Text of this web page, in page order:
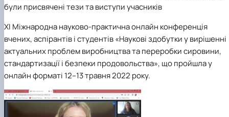
були присвячені тези та виступи учасників
ХІ Міжнародна науково-практична онлайн конференція
вчених, аспірантів і студентів «Наукові здобутки у вирішенні
актуальних проблем виробництва та переробки сировини,
стандартизації і безпеки продовольства», що пройшла у
онлайнформаті 12–13 травня 2022 року.